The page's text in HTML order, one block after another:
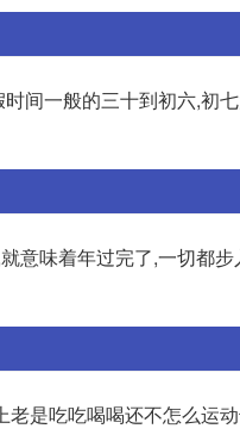
间一般的三十到初六,初
意味着年过完了,一切都
是吃吃喝喝还不怎么运